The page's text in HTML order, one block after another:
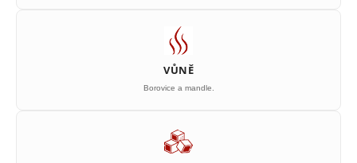
VŮNĚ
Borovice a mandle.